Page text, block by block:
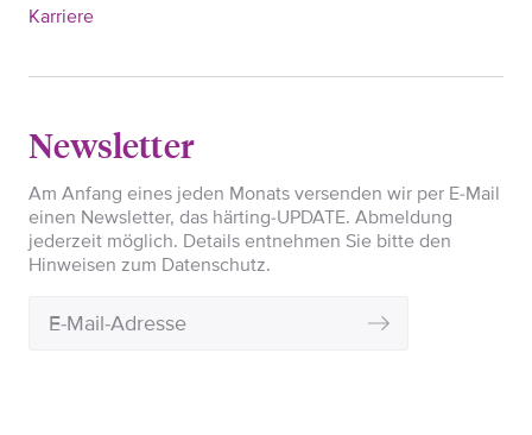
Karriere
Newsletter
Am Anfang eines jeden Monats versenden wir per E-Mail
einen Newsletter, das härting-UPDATE. Abmeldung
jederzeit möglich. Details entnehmen Sie bitte den
Hinweisen zum Datenschutz.